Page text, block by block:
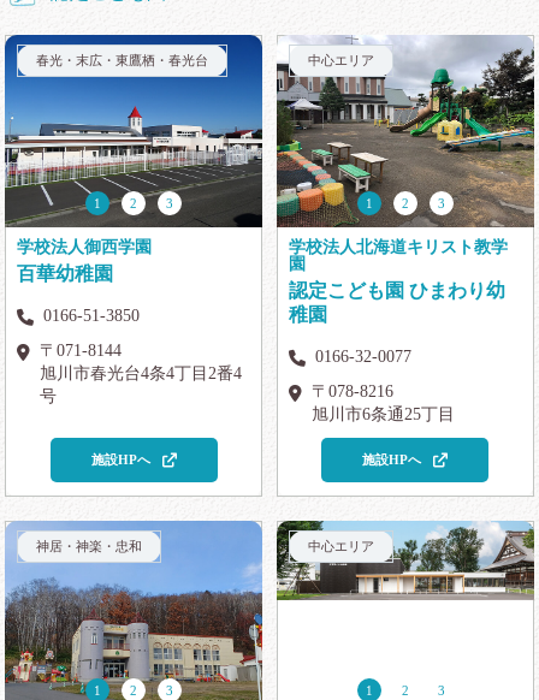
春光・末広・東鷹栖・春光台
1 2 3
学校法人御西学園
百華幼稚園
0166-51-3850
〒071-8144
旭川市春光台4条4丁目2番4
号
施設HPへ
中心エリア
1 2 3
学校法人北海道キリスト教学
園
認定こども園 ひまわり幼
稚園
0166-32-0077
〒078-8216
旭川市6条通25丁目
施設HPへ
神居・神楽・忠和
1 2 3
中心エリア
1 2 3